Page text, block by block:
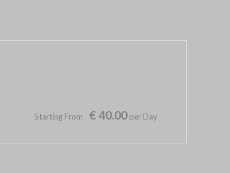
Starting From € 40.00 per Day